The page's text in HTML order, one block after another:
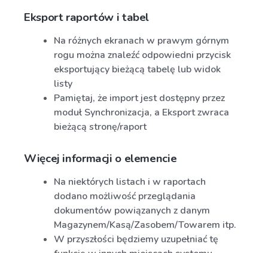
Eksport raportów i tabel
Na różnych ekranach w prawym górnym
rogu można znaleźć odpowiedni przycisk
eksportujący bieżącą tabelę lub widok
listy
Pamiętaj, że import jest dostępny przez
moduł Synchronizacja, a Eksport zwraca
bieżącą stronę/raport
Więcej informacji o elemencie
Na niektórych listach i w raportach
dodano możliwość przeglądania
dokumentów powiązanych z danym
Magazynem/Kasą/Zasobem/Towarem itp.
W przyszłości będziemy uzupełniać tę